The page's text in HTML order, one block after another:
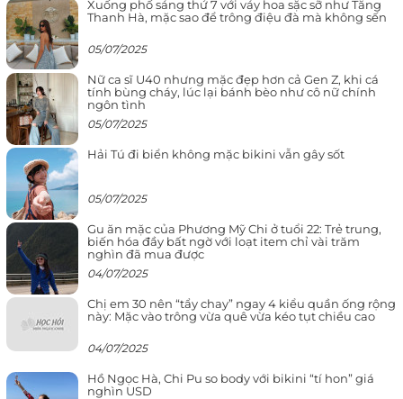
Xuống phố sáng thứ 7 với váy hoa sặc sỡ như Tăng
Thanh Hà, mặc sao để trông điệu đà mà không sến
05/07/2025
Nữ ca sĩ U40 nhưng mặc đẹp hơn cả Gen Z, khi cá
tính bùng cháy, lúc lại bánh bèo như cô nữ chính
ngôn tình
05/07/2025
Hải Tú đi biển không mặc bikini vẫn gây sốt
05/07/2025
Gu ăn mặc của Phương Mỹ Chi ở tuổi 22: Trẻ trung,
biến hóa đầy bất ngờ với loạt item chỉ vài trăm
nghìn đã mua được
04/07/2025
Chị em 30 nên “tẩy chay” ngay 4 kiểu quần ống rộng
này: Mặc vào trông vừa quê vừa kéo tụt chiều cao
04/07/2025
Hồ Ngọc Hà, Chi Pu so body với bikini “tí hon” giá
nghìn USD